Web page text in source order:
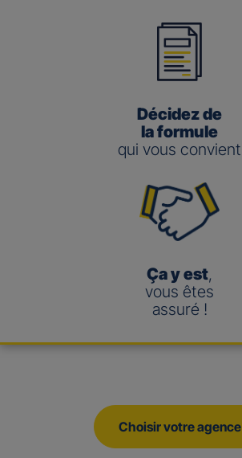
Décidez de
la formule
qui vous convient
Ça y est,
vous êtes
assuré !
Choisir votre agence